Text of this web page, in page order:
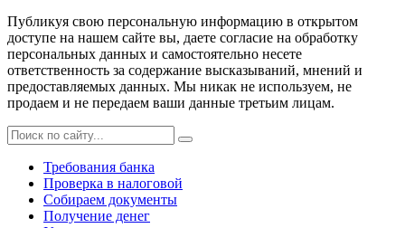
Публикуя свою персональную информацию в открытом
доступе на нашем сайте вы, даете согласие на обработку
персональных данных и самостоятельно несете
ответственность за содержание высказываний, мнений и
предоставляемых данных. Мы никак не используем, не
продаем и не передаем ваши данные третьим лицам.
Требования банка
Проверка в налоговой
Собираем документы
Получение денег